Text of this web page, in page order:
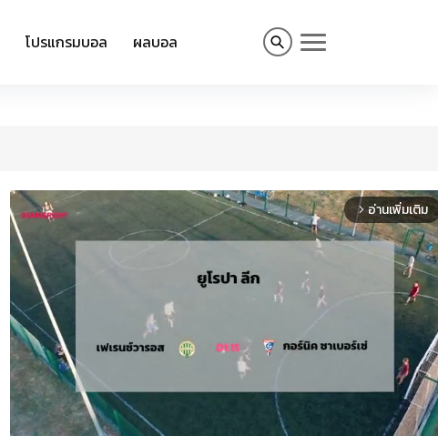
โปรแกรมบอล ผลบอล
arrow_forward_ios อ่านเพิ่มเติม